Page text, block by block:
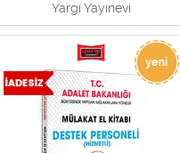
Yargı Yayınevi